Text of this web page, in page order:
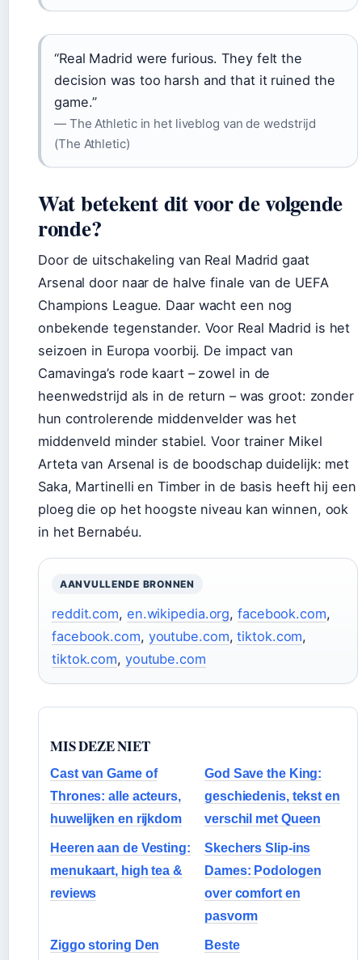
“Real Madrid were furious. They felt the
decision was too harsh and that it ruined the
game.”
— The Athletic in het liveblog van de wedstrijd
(The Athletic)
Wat betekent dit voor de volgende
ronde?
Door de uitschakeling van Real Madrid gaat
Arsenal door naar de halve finale van de UEFA
Champions League. Daar wacht een nog
onbekende tegenstander. Voor Real Madrid is het
seizoen in Europa voorbij. De impact van
Camavinga’s rode kaart – zowel in de
heenwedstrijd als in de return – was groot: zonder
hun controlerende middenvelder was het
middenveld minder stabiel. Voor trainer Mikel
Arteta van Arsenal is de boodschap duidelijk: met
Saka, Martinelli en Timber in de basis heeft hij een
ploeg die op het hoogste niveau kan winnen, ook
in het Bernabéu.
AANVULLENDE BRONNEN
reddit.com, en.wikipedia.org,facebook.com,
facebook.com, youtube.com,tiktok.com,
tiktok.com, youtube.com
MIS DEZE NIET
Cast van Game of
Thrones: alle acteurs,
huwelijken en rijkdom
God Save the King:
geschiedenis, tekst en
verschil met Queen
Heeren aan de Vesting:
menukaart, high tea &
reviews
Skechers Slip-ins
Dames: Podologen
over comfort en
pasvorm
Ziggo storing Den
Beste